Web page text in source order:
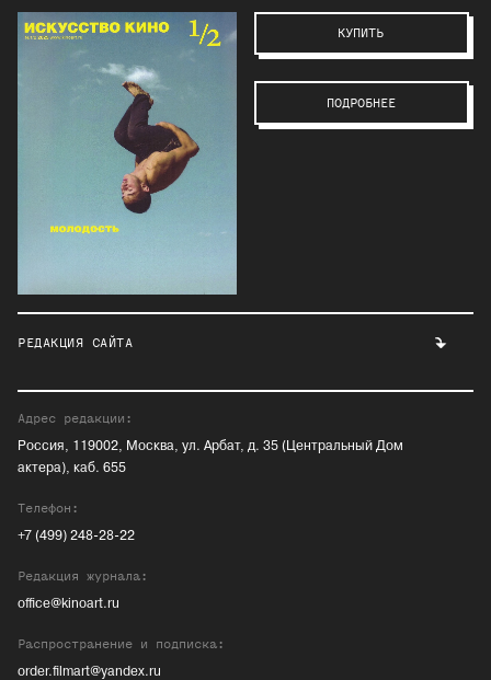
КУПИТЬ
ПОДРОБНЕЕ
РЕДАКЦИЯ САЙТА
Адрес редакции:
Россия, 119002, Москва, ул. Арбат, д. 35 (Центральный Дом
актера), каб. 655
Телефон:
+7 (499) 248-28-22
Редакция журнала:
office@kinoart.ru
Распространение и подписка:
order.filmart@yandex.ru